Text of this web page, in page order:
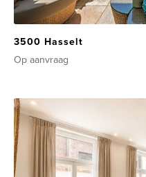
3500 Hasselt
Op aanvraag